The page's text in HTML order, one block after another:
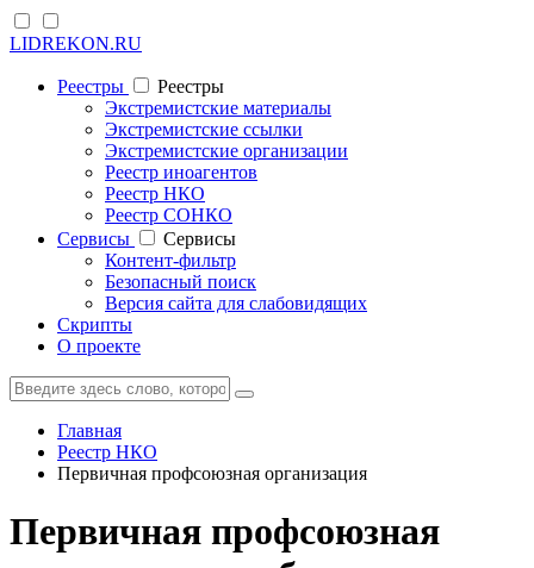
LIDREKON.RU
Реестры
Реестры
Экстремистские материалы
Экстремистские ссылки
Экстремистские организации
Реестр иноагентов
Реестр НКО
Реестр СОНКО
Cервисы
Cервисы
Контент-фильтр
Безопасный поиск
Версия сайта для слабовидящих
Скрипты
О проекте
Главная
Реестр НКО
Первичная профсоюзная организация
Первичная профсоюзная